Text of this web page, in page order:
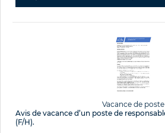
Vacance de poste
Avis de vacance d’un poste de
(F/H).